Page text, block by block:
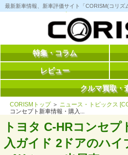
コ
ン
へ
最新新車情報、新車評価サイト「CORISM(コリ
特集・コラム
レビュー
クルマ買取・
CORISMトップ＞ ニュース・トピックス
コンセプト新車情報・購入...
トヨタ C-HRコンセプ
入ガイド 2ドアのハイ